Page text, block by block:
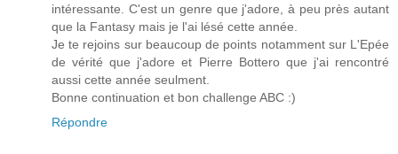
intéressante. C'est un genre que j'adore, à peu près autant
que la Fantasy mais je l'ai lésé cette année.
Je te rejoins sur beaucoup de points notamment sur L'Epée
de vérité que j'adore et Pierre Bottero que j'ai rencontré
aussi cette année seulment.
Bonne continuation et bon challenge ABC :)
Répondre